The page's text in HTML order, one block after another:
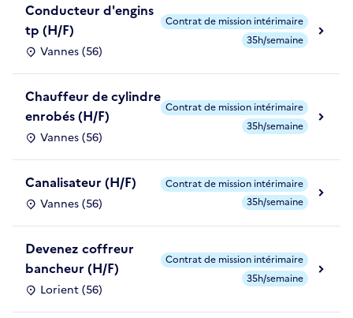
Conducteur d'engins
tp (H/F)
Vannes (56)
Contrat de mission intérimaire
35h/semaine
Chauffeur de cylindre
enrobés (H/F)
Vannes (56)
Contrat de mission intérimaire
35h/semaine
Canalisateur (H/F)
Vannes (56)
Contrat de mission intérimaire
35h/semaine
Devenez coffreur
bancheur (H/F)
Lorient (56)
Contrat de mission intérimaire
35h/semaine